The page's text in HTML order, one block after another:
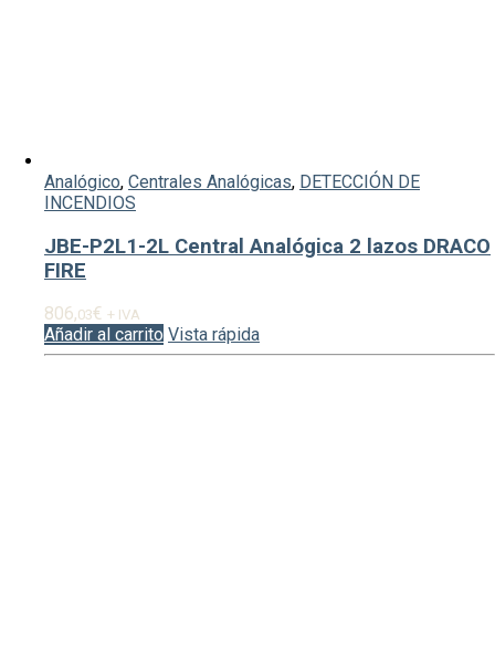
Analógico, Centrales Analógicas, DETECCIÓN DE
INCENDIOS
JBE-P2L1-2L Central Analógica 2 lazos DRACO
FIRE
806,03€ + IVA
Añadir al carrito Vista rápida